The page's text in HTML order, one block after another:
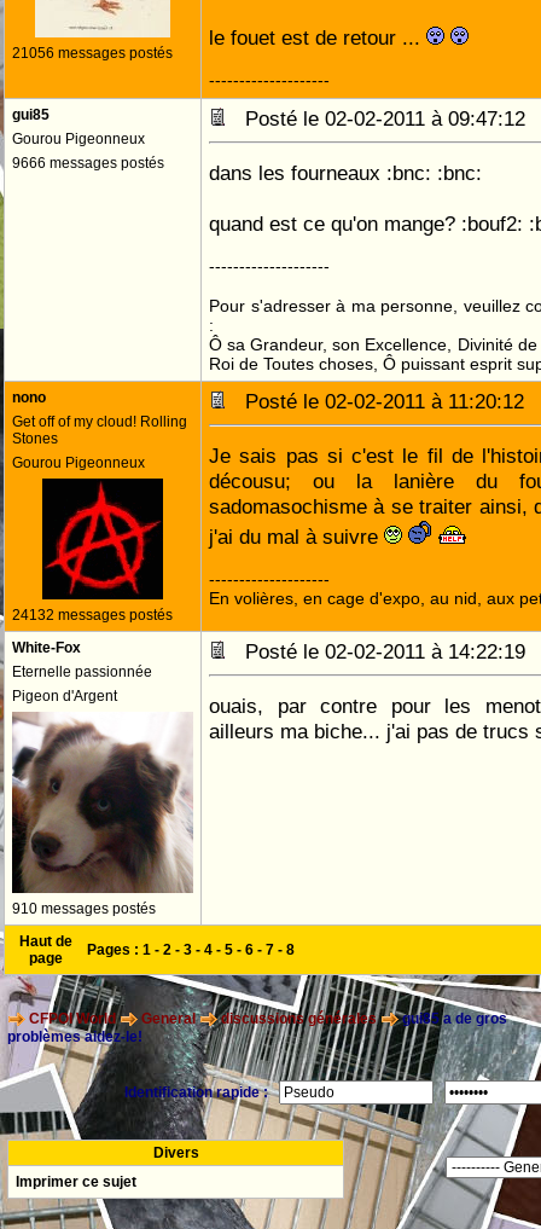
21056 messages postés
le fouet est de retour ...
--------------------
gui85
Gourou Pigeonneux
9666 messages postés
Posté le 02-02-2011 à
dans les fourneaux :bnc: :bnc:
quand est ce qu'on mange? :bouf2:
--------------------
Pour s'adresser à ma personne, veuillez
:
Ô sa Grandeur, son Excellence, Divinité
Roi de Toutes choses, Ô puissant esprit
nono
Get off of my cloud! Rolling
Stones
Gourou Pigeonneux
24132 messages postés
Posté le 02-02-2011 à 11:20:12
Je sais pas si c'est le fil de
décousu; ou la lanière du
sadomasochisme à se traiter ainsi,
j'ai du mal à suivre
--------------------
En volières, en cage d'expo, au nid, aux
White-Fox
Eternelle passionnée
Pigeon d'Argent
910 messages postés
Posté le 02-02-2011 à
ouais, par contre pour les
ailleurs ma biche... j'ai pas de trucs
Haut de
page
Pages : 1 - 2 - 3 - 4 - 5 - 6 - 7 - 8
CFPOI World General discussions générales
gui85 a de gros
problèmes aidez-le!
Identification rapide :
Divers
Imprimer ce sujet